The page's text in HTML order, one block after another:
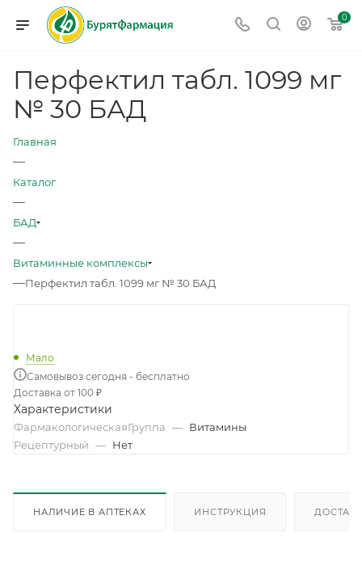
0
Перфектил табл. 1099 мг
№ 30 БАД
Главная
—
Каталог
—
БАД
—
Витаминные комплексы
—Перфектил табл. 1099 мг № 30 БАД
Мало
Самовывоз сегодня - бесплатно
Доставка от 100 ₽
Характеристики
ФармакологическаяГруппа — Витамины
Рецептурный — Нет
НАЛИЧИЕ В АПТЕКАХ ИНСТРУКЦИЯ